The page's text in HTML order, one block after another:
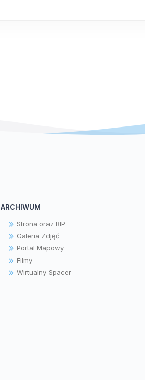
ARCHIWUM
Strona oraz BIP
Galeria Zdjęć
Portal Mapowy
Filmy
Wirtualny Spacer